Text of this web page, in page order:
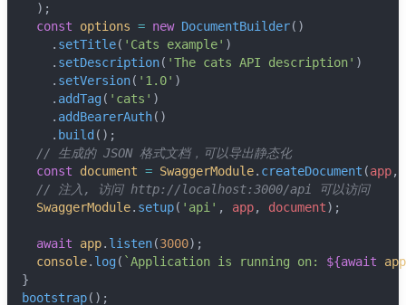
  );
const
options = new DocumentBuilder()
    .
setTitle( 'Cats example' )
    .
setDescription( 'The cats API description' )
    .
setVersion( '1.0' )
    .
addTag ( 'cats' )
    .
addBearerAuth()
    .
build ();
// 生成的 JSON 格式文档，可以导出静态化
const
document = SwaggerModule. createDocument (app,
// 注入, 访问 http://localhost:3000/api 可以访问
SwaggerModule. setup( 'api' , app, document);
await app. listen(3000);
console. log ( `Application is running on: ${await
app
}
bootstrap();